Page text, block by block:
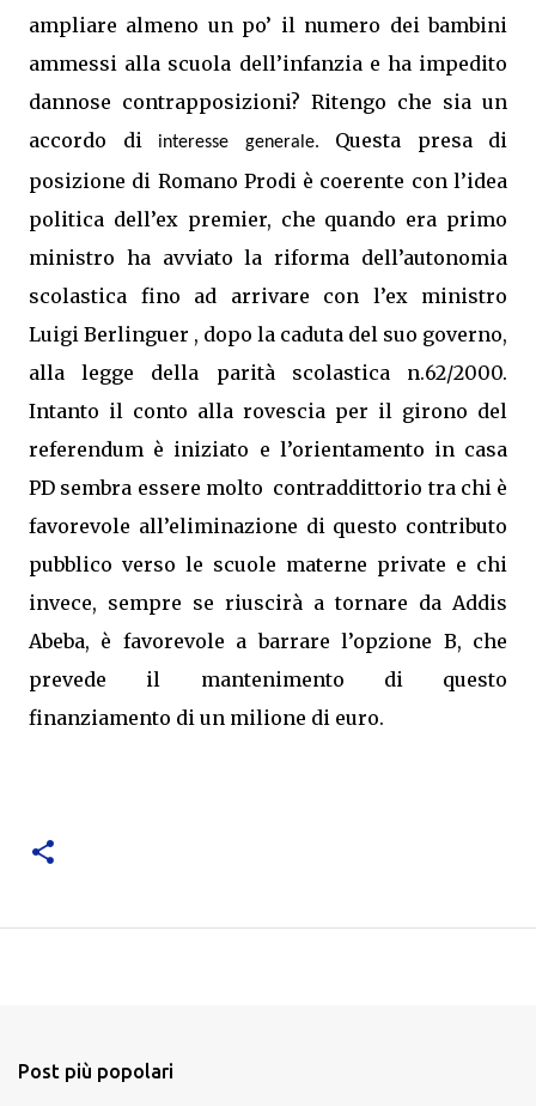
ampliare almeno un po’ il numero dei bambini
ammessi alla scuola dell’infanzia e ha impedito
dannose contrapposizioni? Ritengo che sia un
accordo di
interesse generale.
Questa presa di
posizione di Romano Prodi è coerente con l’idea
politica dell’ex premier, che quando era primo
ministro ha avviato la riforma dell’autonomia
scolastica fino ad arrivare con l’ex ministro
Luigi Berlinguer , dopo la caduta del suo governo,
alla legge della parità scolastica n.62/2000.
Intanto il conto alla rovescia per il girono del
referendum è iniziato e l’orientamento in casa
PD sembra essere molto contraddittorio tra chi è
favorevole all’eliminazione di questo contributo
pubblico verso le scuole materne private e chi
invece, sempre se riuscirà a tornare da Addis
Abeba, è favorevole a barrare l’opzione B, che
prevede il mantenimento di questo
finanziamento di un milione di euro.
Post più popolari